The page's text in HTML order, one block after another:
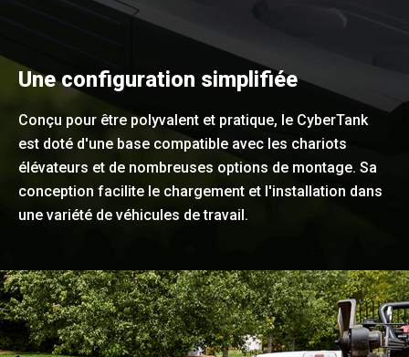
Une configuration simplifiée
Conçu pour être polyvalent et pratique, le CyberTank
est doté d'une base compatible avec les chariots
élévateurs et de nombreuses options de montage. Sa
conception facilite le chargement et l'installation dans
une variété de véhicules de travail.